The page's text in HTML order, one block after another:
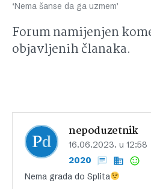
‘Nema šanse da ga uzmem’
Forum namijenjen
objavljenih članaka.
nepoduzetnik
16.06.2023. u 12:58
2020
Nema grada do Splita